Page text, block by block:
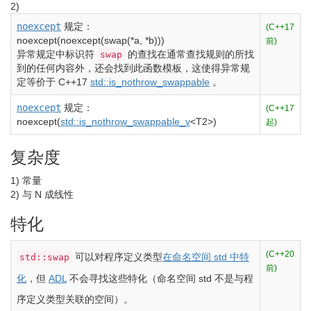
2)
noexcept 规定：
noexcept(noexcept(swap(*a, *b)))
异常规定中标识符 swap
的查找在通常查找规则的所找
到的任何内容外，还会找到此函数模板，这使得异常规
定等价于 C++17 std::is_nothrow_swappable 。
(C++17
前)
noexcept 规定：
noexcept(std::is_nothrow_swappable_v<T2>)
(C++17
起)
复杂度
1) 常量
2) 与 N 成线性
特化
std::swap 可以对程序定义类型在命名空间 std 中特
化 ，但 ADL 不会寻找这些特化（命名空间 std 不是与程
序定义类型关联的空间）。
(C++20
前)